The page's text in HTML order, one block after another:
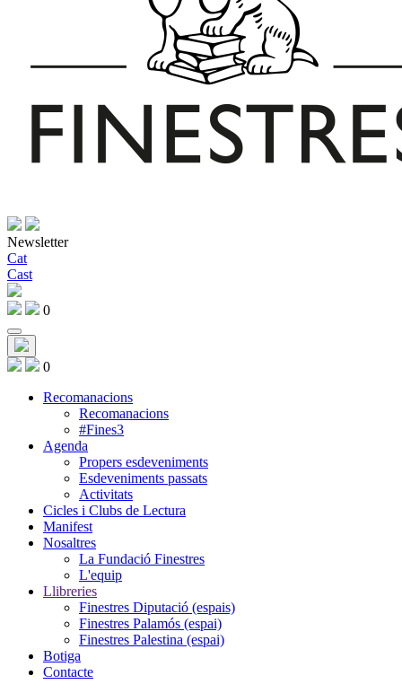
Newsletter
Cat
Cast
0
0
Recomanacions
Recomanacions
#Fines3
Agenda
Propers esdeveniments
Esdeveniments passats
Activitats
Cicles i Clubs de Lectura
Manifest
Nosaltres
La Fundació Finestres
L'equip
Llibreries
Finestres Diputació (espais)
Finestres Palamós (espai)
Finestres Palestina (espai)
Botiga
Contacte